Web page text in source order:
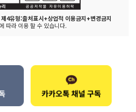
제4유형:출처표시+상업적 이용금지+변경금지
따라 이용 할 수 있습니다.